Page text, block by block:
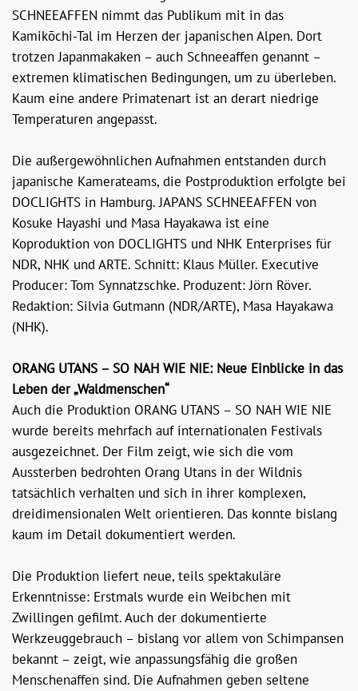
SCHNEEAFFEN nimmt das Publikum mit in das
Kamikōchi-Tal im Herzen der japanischen Alpen. Dort
trotzen Japanmakaken – auch Schneeaffen genannt –
extremen klimatischen Bedingungen, um zu überleben.
Kaum eine andere Primatenart ist an derart niedrige
Temperaturen angepasst.
Die außergewöhnlichen Aufnahmen entstanden durch
japanische Kamerateams, die Postproduktion erfolgte bei
DOCLIGHTS in Hamburg. JAPANS SCHNEEAFFEN von
Kosuke Hayashi und Masa Hayakawa ist eine
Koproduktion von DOCLIGHTS und NHK Enterprises für
NDR, NHK und ARTE. Schnitt: Klaus Müller. Executive
Producer: Tom Synnatzschke. Produzent: Jörn Röver.
Redaktion: Silvia Gutmann (NDR/ARTE), Masa Hayakawa
(NHK).
ORANG UTANS – SO NAH WIE NIE: Neue Einblicke in das
Leben der „Waldmenschen“
Auch die Produktion ORANG UTANS – SO NAH WIE NIE
wurde bereits mehrfach auf internationalen Festivals
ausgezeichnet. Der Film zeigt, wie sich die vom
Aussterben bedrohten Orang Utans in der Wildnis
tatsächlich verhalten und sich in ihrer komplexen,
dreidimensionalen Welt orientieren. Das konnte bislang
kaum im Detail dokumentiert werden.
Die Produktion liefert neue, teils spektakuläre
Erkenntnisse: Erstmals wurde ein Weibchen mit
Zwillingen gefilmt. Auch der dokumentierte
Werkzeuggebrauch – bislang vor allem von Schimpansen
bekannt – zeigt, wie anpassungsfähig die großen
Menschenaffen sind. Die Aufnahmen geben seltene